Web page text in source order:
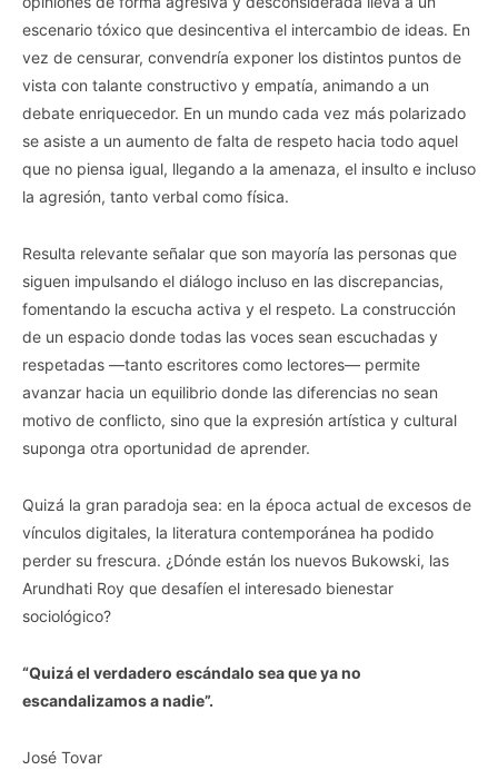
escenario tóxico que desincentiva el intercambio de ideas. En
vez de censurar, convendría exponer los distintos puntos de
vista con talante constructivo y empatía, animando a un
debate enriquecedor. En un mundo cada vez más polarizado
se asiste a un aumento de falta de respeto hacia todo aquel
que no piensa igual, llegando a la amenaza, el insulto e incluso
la agresión, tanto verbal como física.
Resulta relevante señalar que son mayoría las personas que
siguen impulsando el diálogo incluso en las discrepancias,
fomentando la escucha activa y el respeto. La construcción
de un espacio donde todas las voces sean escuchadas y
respetadas —tanto escritores como lectores— permite
avanzar hacia un equilibrio donde las diferencias no sean
motivo de conflicto, sino que la expresión artística y cultural
suponga otra oportunidad de aprender.
Quizá la gran paradoja sea: en la época actual de excesos de
vínculos digitales, la literatura contemporánea ha podido
perder su frescura. ¿Dónde están los nuevos Bukowski, las
Arundhati Roy que desafíen el interesado bienestar
sociológico?
“Quizá el verdadero escándalo sea que ya no
escandalizamos a nadie”.
José Tovar